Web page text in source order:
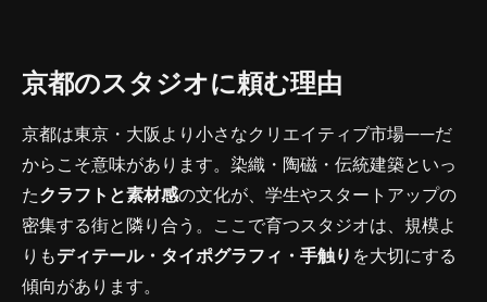
京都のスタジオに頼む理由
京都は東京・大阪より小さなクリエイティブ市場——だ
からこそ意味があります。染織・陶磁・伝統建築といっ
た クラフトと素材感の文化が、学生やスタートアップの
密集する街と隣り合う。ここで育つスタジオは、規模よ
りも ディテール・タイポグラフィ・手触り を大切にする
傾向があります。